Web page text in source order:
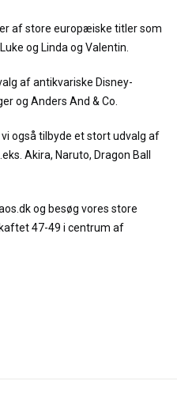
af store europæiske titler som
og Linda og Valentin.
af antikvariske Disney-
og Anders And & Co.
også tilbyde et stort udvalg af
Akira, Naruto, Dragon Ball
og besøg vores store
47-49 i centrum af